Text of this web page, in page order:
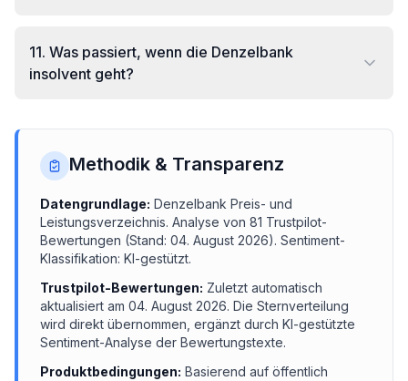
11. Was passiert, wenn die Denzelbank
insolvent geht?
Methodik & Transparenz
Datengrundlage: Denzelbank Preis- und
Leistungsverzeichnis. Analyse von 81 Trustpilot-
Bewertungen (Stand: 04. August 2026). Sentiment-
Klassifikation: KI-gestützt.
Trustpilot-Bewertungen: Zuletzt automatisch
aktualisiert am 04. August 2026. Die Sternverteilung
wird direkt übernommen, ergänzt durch KI-gestützte
Sentiment-Analyse der Bewertungstexte.
Produktbedingungen: Basierend auf öffentlich